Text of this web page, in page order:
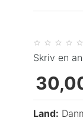
Skriv en
Land: